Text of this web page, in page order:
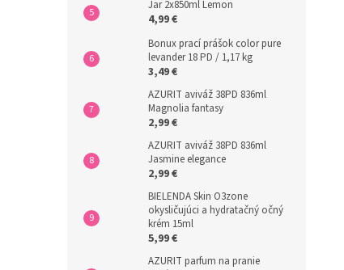
Jar 2x850ml Lemon
4,99 €
Bonux prací prášok color pure
levander 18 PD / 1,17 kg
3,49 €
AZURIT aviváž 38PD 836ml
Magnolia fantasy
2,99 €
AZURIT aviváž 38PD 836ml
Jasmine elegance
2,99 €
BIELENDA Skin O3zone
okysličujúci a hydratačný očný
krém 15ml
5,99 €
AZURIT parfum na pranie